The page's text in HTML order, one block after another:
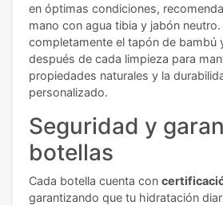
en óptimas condiciones,
mano con agua tibia y jabón
completamente el tapón de bambú
después de cada limpieza para
propiedades naturales y la
personalizado.
Seguridad y
botellas
Cada botella cuenta con
garantizando que tu hidratación